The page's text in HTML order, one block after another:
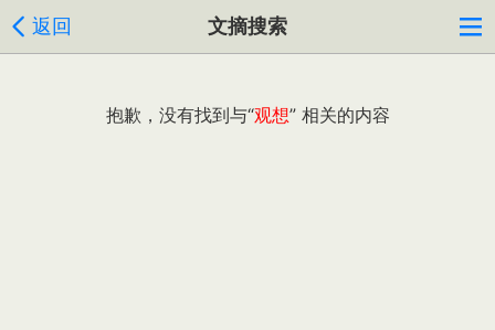
返回 文摘搜索
抱歉，没有找到与“观想” 相关的内容